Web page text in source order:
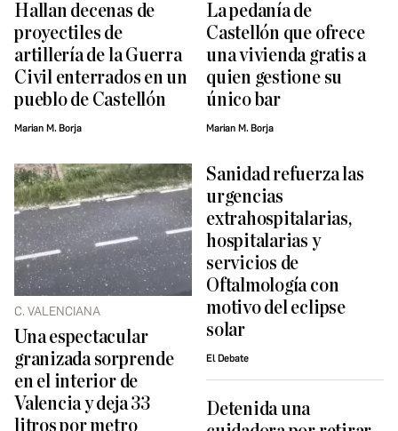
Hallan decenas de
proyectiles de
artillería de la Guerra
Civil enterrados en un
pueblo de Castellón
Marian M. Borja
La pedanía de
Castellón que ofrece
una vivienda gratis a
quien gestione su
único bar
Marian M. Borja
C. VALENCIANA
Una espectacular
granizada sorprende
en el interior de
Valencia y deja 33
litros por metro
Sanidad refuerza las
urgencias
extrahospitalarias,
hospitalarias y
servicios de
Oftalmología con
motivo del eclipse
solar
El Debate
Detenida una